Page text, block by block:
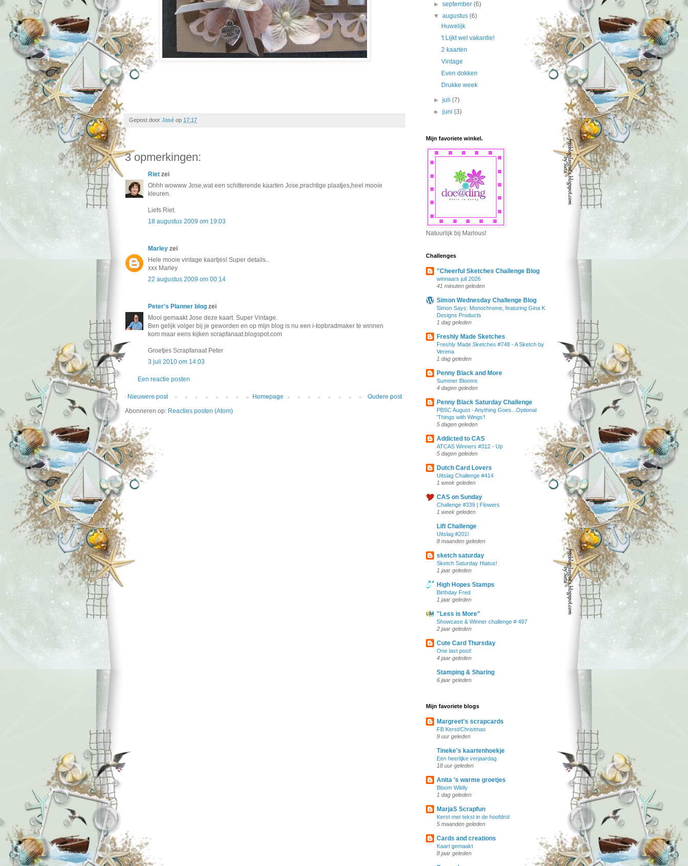
Gepost door José op 17:17
3 opmerkingen:
Riet zei
Ohhh wowww Jose,wat een schitterende kaarten Jose,prachtige plaatjes,heel mooie
kleuren.
Liefs Riet.
18 augustus 2009 om 19:03
Marley zei
Hele mooie vintage kaartjes! Super details..
xxx Marley
22 augustus 2009 om 00:14
Peter's Planner blog zei
Mooi gemaakt Jose deze kaart. Super Vintage.
Ben gelijk volger bij je geworden en op mijn blog is nu een i-topbradmaker te winnen
kom maar eens kijken scrapfanaat.blogspot.com
Groetjes Scrapfanaat Peter
3 juli 2010 om 14:03
Een reactie posten
Nieuwere post Oudere post
Homepage
Abonneren op: Reacties posten (Atom)
►september(6)
▼augustus(6)
Huwelijk
't Lijkt wel vakantie!
2 kaarten
Vintage
Even dokken
Drukke week
►juli(7)
►juni(3)
Mijn favoriete winkel.
Natuurlijk bij Marlous!
Challenges
"Cheerful Sketches Challenge Blog
winnaars juli 2026
41 minuten geleden
Simon Wednesday Challenge Blog
Simon Says: Monochrome, featuring Gina K
Designs Products
1 dag geleden
Freshly Made Sketches
Freshly Made Sketches #748 - A Sketch by
Verena
1 dag geleden
Penny Black and More
Summer Blooms
4 dagen geleden
Penny Black Saturday Challenge
PBSC August - Anything Goes...Optional
'Things with Wings'!
5 dagen geleden
Addicted to CAS
ATCAS Winners #312 - Up
5 dagen geleden
Dutch Card Lovers
Uitslag Challenge #414
1 week geleden
CAS on Sunday
Challenge #339 | Flowers
1 week geleden
Lift Challenge
Uitslag #201!
8 maanden geleden
sketch saturday
Sketch Saturday Hiatus!
1 jaar geleden
High Hopes Stamps
Birthday Fred
1 jaar geleden
"Less is More"
Showcase & Winner challenge # 497
2 jaar geleden
Cute Card Thursday
One last post!
4 jaar geleden
Stamping & Sharing
6 jaar geleden
Mijn favoriete blogs
Margreet's scrapcards
FB Kerst/Christmas
9 uur geleden
Tineke's kaartenhoekje
Een heerlijke verjaardag
18 uur geleden
Anita 's warme groetjes
Bloom Wildly
1 dag geleden
MarjaS Scrapfun
Kerst met tekst in de hoofdrol
5 maanden geleden
Cards and creations
Kaart gemaakt
8 jaar geleden